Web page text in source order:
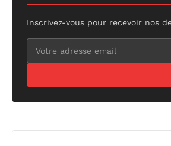
Inscrivez-vous pour recevoir nos